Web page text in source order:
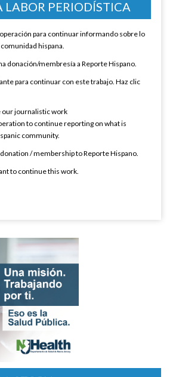
LABOR PERIODÍSTICA
para continuar informando sobre lo
hispana.
donación/membresía a Reporte Hispano.
para continuar con este trabajo. Haz clic
our journalistic work
to continue reporting on what is
community.
/ membership to Reporte Hispano.
to continue this work.